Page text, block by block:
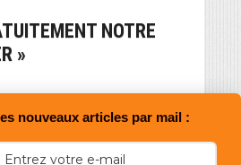
NOTRE
»
nouveaux articles par mail :